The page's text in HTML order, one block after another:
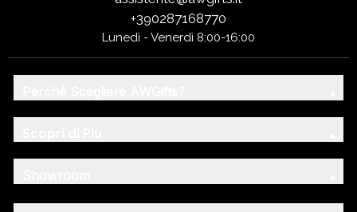
+390287168770
Lunedì - Venerdì 8:00-16:00